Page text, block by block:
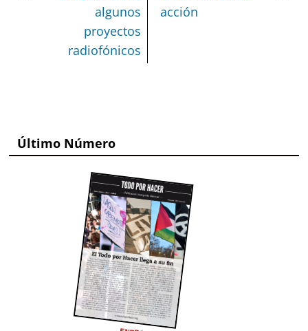
algunos
proyectos
radiofónicos
acción
Último Número